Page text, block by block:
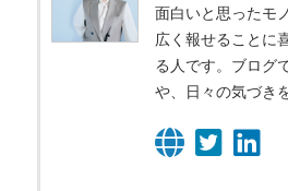
面白いと思ったモ
広く報せることに
る人です。ブログ
や、日々の気づき